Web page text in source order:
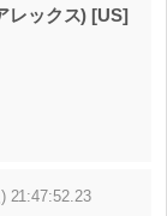
レックス) [US]
21:47:52.23